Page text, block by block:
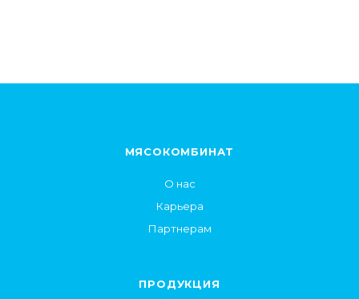
МЯСОКОМБИНАТ
О нас
Карьера
Партнерам
ПРОДУКЦИЯ